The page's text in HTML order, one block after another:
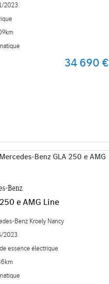
2023
34 690 €
Benz
e AMG Line
Benz Kroely Nancy
2023
essence électrique